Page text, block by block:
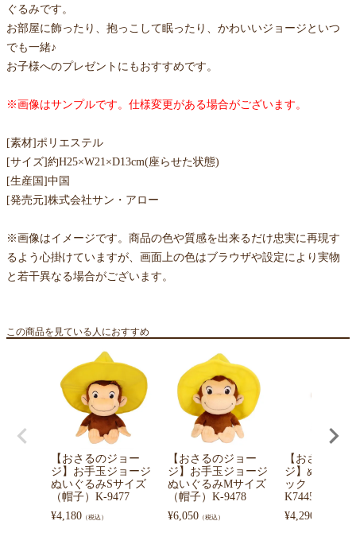
ぐるみです。
お部屋に飾ったり、抱っこして眠ったり、かわいいジョージといつ
でも一緒♪
お子様へのプレゼントにもおすすめです。
※画像はサンプルです。仕様変更がある場合がございます。
[素材]ポリエステル
[サイズ]約H25×W21×D13cm(座らせた状態)
[生産国]中国
[発売元]株式会社サン・アロー
※画像はイメージです。商品の色や質感を出来るだけ忠実に再現す
るよう心掛けていますが、画面上の色はブラウザや設定により実物
と若干異なる場合がございます。
この商品を見ている人におすすめ
【おさるのジョー
ジ】お手玉ジョージ
ぬいぐるみSサイズ
（帽子）K-9477
¥4,180 （税込）
【おさるのジョー
ジ】お手玉ジョージ
ぬいぐるみMサイズ
（帽子）K-9478
¥6,050 （税込）
【おさるのジ
ジ】ぬいぐる
ック（サロペ
K7445B
¥4,290